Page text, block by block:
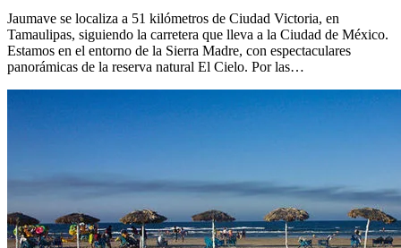
Jaumave se localiza a 51 kilómetros de Ciudad Victoria, en
Tamaulipas, siguiendo la carretera que lleva a la Ciudad de México.
Estamos en el entorno de la Sierra Madre, con espectaculares
panorámicas de la reserva natural El Cielo. Por las…